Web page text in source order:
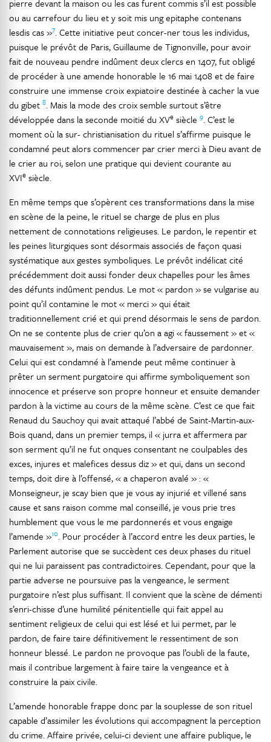
pierre devant la maison ou les cas furent commis s’il est possible
ou au carrefour du lieu et y soit mis ung epitaphe contenans
lesdis cas »7. Cette initiative peut concer-ner tous les individus,
puisque le prévôt de Paris, Guillaume de Tignonville, pour avoir
fait de nouveau pendre indûment deux clercs en 1407, fut obligé
de procéder à une amende honorable le 16 mai 1408 et de faire
construire une immense croix expiatoire destinée à cacher la vue
du gibet 8. Mais la mode des croix semble surtout s’être
développée dans la seconde moitié du XVe siècle 9. C’est le
moment où la sur- christianisation du rituel s’affirme puisque le
condamné peut alors commencer par crier merci à Dieu avant de
le crier au roi, selon une pratique qui devient courante au
XVIe siècle.
En même temps que s’opèrent ces transformations dans la mise
en scène de la peine, le rituel se charge de plus en plus
nettement de connotations religieuses. Le pardon, le repentir et
les peines liturgiques sont désormais associés de façon quasi
systématique aux gestes symboliques. Le prévôt indélicat cité
précédemment doit aussi fonder deux chapelles pour les âmes
des défunts indûment pendus. Le mot « pardon » se vulgarise au
point qu’il contamine le mot « merci » qui était
traditionnellement crié et qui prend désormais le sens de pardon.
On ne se contente plus de crier qu’on a agi « faussement » et «
mauvaisement », mais on demande à l’adversaire de pardonner.
Celui qui est condamné à l’amende peut même continuer à
prêter un serment purgatoire qui affirme symboliquement son
innocence et préserve son propre honneur et ensuite demander
pardon à la victime au cours de la même scène. C’est ce que fait
Renaud du Sauchoy qui avait attaqué l’abbé de Saint-Martin-aux-
Bois quand, dans un premier temps, il « jurra et affermera par
son serment qu’il ne fut onques consentant ne coulpables des
exces, injures et malefices dessus diz » et qui, dans un second
temps, doit dire à l’offensé, « a chaperon avalé » : «
Monseigneur, je scay bien que je vous ay injurié et villené sans
cause et sans raison comme mal conseillé, je vous prie tres
humblement que vous le me pardonnerés et vous engaige
l’amende »10. Pour procéder à l’accord entre les deux parties, le
Parlement autorise que se succèdent ces deux phases du rituel
qui ne lui paraissent pas contradictoires. Cependant, pour que la
partie adverse ne poursuive pas la vengeance, le serment
purgatoire n’est plus suffisant. Il convient que la scène de démenti
s’enri-chisse d’une humilité pénitentielle qui fait appel au
sentiment religieux de celui qui est lésé et lui permet, par le
pardon, de faire taire définitivement le ressentiment de son
honneur blessé. Le pardon ne provoque pas l’oubli de la faute,
mais il contribue largement à faire taire la vengeance et à
construire la paix civile.
L’amende honorable frappe donc par la souplesse de son rituel
capable d’assimiler les évolutions qui accompagnent la perception
du crime. Affaire privée, celui-ci devient une affaire publique, le